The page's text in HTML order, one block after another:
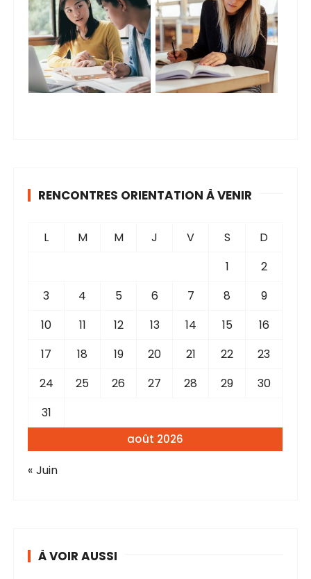
RENCONTRES ORIENTATION À VENIR
août 2026
L M M J V S
D
1
2
3
4 5 6 7 8
9
10
11 12 13 14 15
16
17
18 19 20 21 22
23
24
25 26 27 28 29
30
31
« Juin
À VOIR AUSSI